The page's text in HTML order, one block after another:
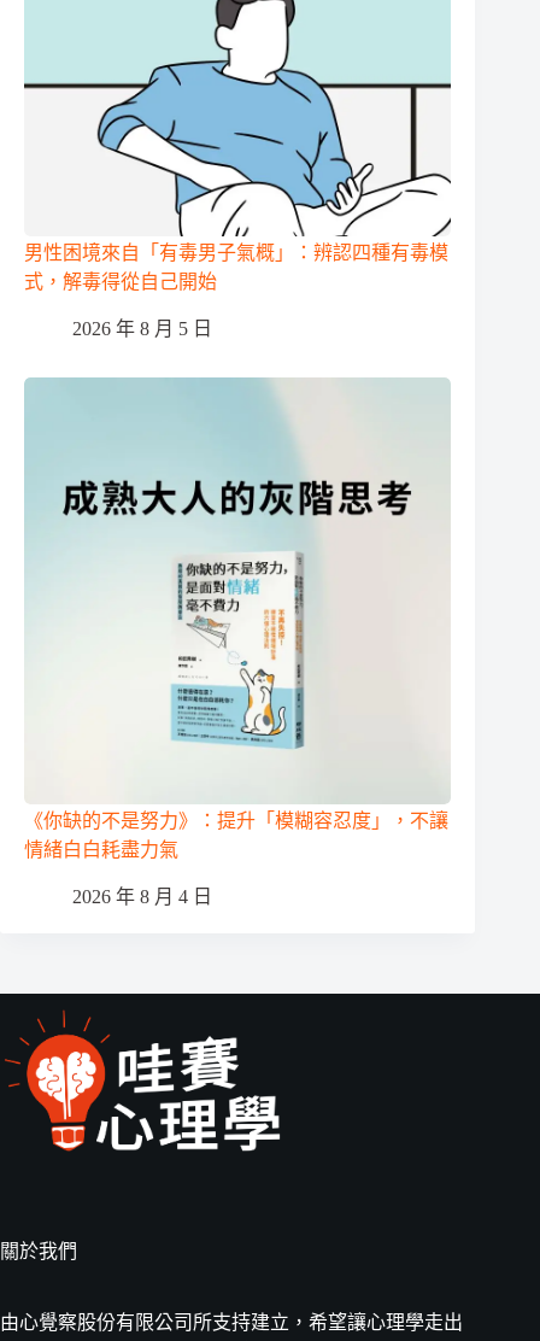
男性困境來自「有毒男子氣概」：辨認四種有毒模
式，解毒得從自己開始
2026 年 8 月 5 日
《你缺的不是努力》：提升「模糊容忍度」，不讓
情緒白白耗盡力氣
2026 年 8 月 4 日
關於我們
由心覺察股份有限公司所支持建立，希望讓心理學走出